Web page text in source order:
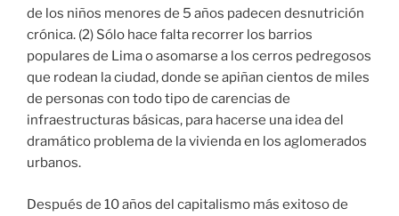
de los niños menores de 5 años padecen desnutrición
crónica. (2) Sólo hace falta recorrer los barrios
populares de Lima o asomarse a los cerros pedregosos
que rodean la ciudad, donde se apiñan cientos de miles
de personas con todo tipo de carencias de
infraestructuras básicas, para hacerse una idea del
dramático problema de la vivienda en los aglomerados
urbanos.
Después de 10 años del capitalismo más exitoso de